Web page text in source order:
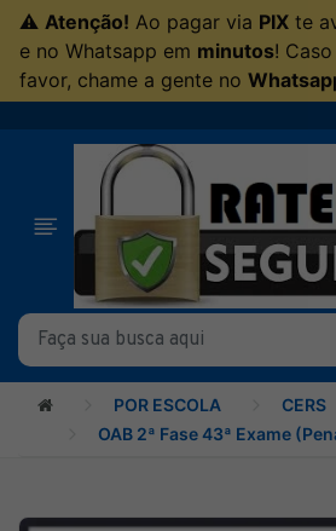
⚠ Atenção! Ao pagar via PIX te
e no Whatsapp em minutos!
favor, chame a gente no
POR ESCOLA CERS
OAB 2ª Fase 43ª Exame